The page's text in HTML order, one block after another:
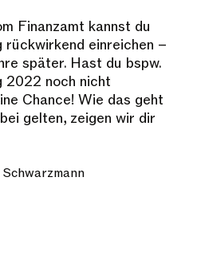
Finanzamt kannst du
einreichen –
später. Hast du bspw.
2022 noch nicht
Chance! Wie das geht
gelten, zeigen wir dir